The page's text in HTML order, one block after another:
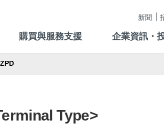
新聞
購買與服務支援 企業資訊・
Type>